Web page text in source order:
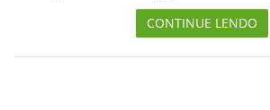
CONTINUE LENDO